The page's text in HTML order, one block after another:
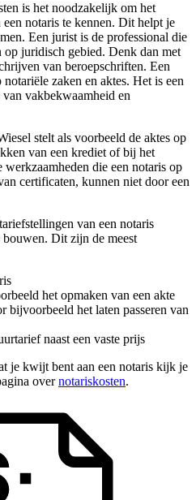
is het noodzakelijk om het
notaris te kennen. Dit helpt je
Een jurist is de professional die
op juridisch gebied. Denk dan met
van beroepschriften. Een
zaken en aktes. Het is een
vakbekwaamheid en
stelt als voorbeeld de aktes op
van een krediet of bij het
werkzaamheden die een notaris op
certificaten, kunnen niet door een
van een notaris
Dit zijn de meest
het opmaken van een akte
bijvoorbeeld het laten passeren van
naast een vaste prijs
je kwijt bent aan een notaris kijk je
overnotariskosten.